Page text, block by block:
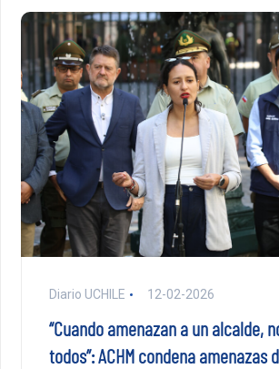
Diario UCHILE 12-02-2026
“Cuando amenazan a un alcalde,
todos”: ACHM condena amenazas